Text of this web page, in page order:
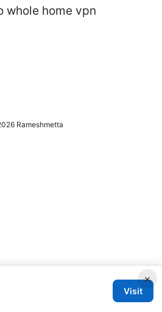
whole home vpn
×
Visit
Rameshmetta